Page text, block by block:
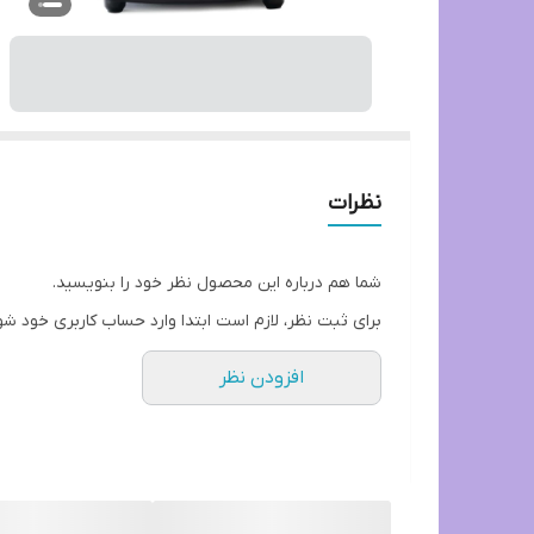
نظرات
شما هم درباره این محصول نظر خود را بنویسید.
برای ثبت نظر، لازم است ابتدا وارد حساب کاربری خود
افزودن نظر